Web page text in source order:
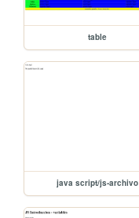
table
java script/js-archivo